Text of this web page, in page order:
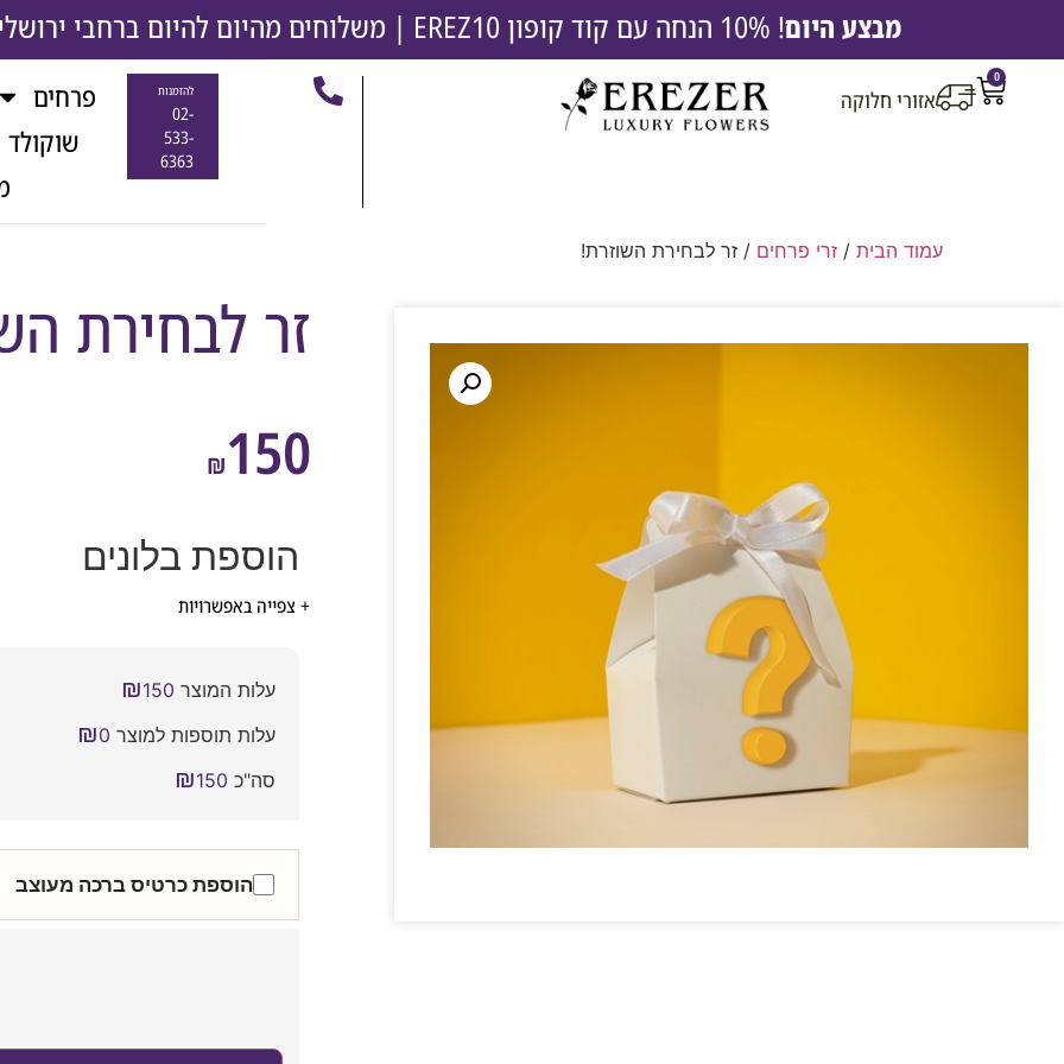
מבצע היום! 10% הנחה עם קוד קופון EREZ10 | משלוחים מהיום להיום ברחבי ירושלים
אזורי חלוקה
0
פרחים
להזמנות
02-
533-
6363
עמוד הבית / זרי פרחים / זר לבחירת השוזרת!
זר לבחירת
₪150
הוספת בלונים
+ צפייה באפשרויות
עלות המוצר ₪150
עלות תוספות למוצר
₪0
סה"כ
₪150
הוספת כרטיס ברכה מעוצב